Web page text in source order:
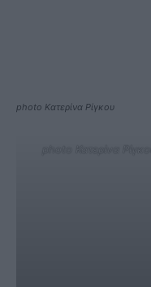
photo Κατερίνα Ρίγκου
photo Κατερίνα Ρίγκου